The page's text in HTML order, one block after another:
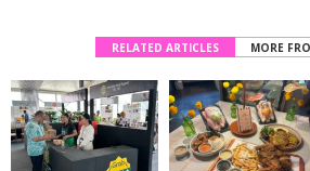
RELATED ARTICLES MORE